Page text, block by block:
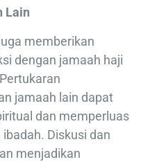
Lain
memberikan
dengan jamaah haji
jamaah lain dapat
dan memperluas
Diskusi dan
menjadikan